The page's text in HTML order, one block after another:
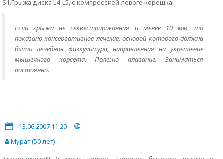
S1.Грыжа диска L4-L5, с компрессией левого корешка.
Если грыжа не секвестрированная и менее 10 мм, то
показано консервативное лечение, основой которого должна
быть лечебная физкультура, направленная на укрепление
мышечного корсета. Полезно плавание. Заниматься
постоянно.
13.06.2007 11:20
-
Мурат (50 лет)